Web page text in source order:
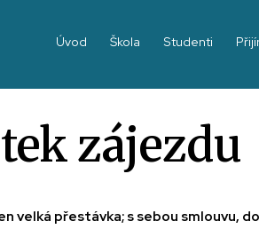
Úvod Škola Studenti
zájezdu
velká přestávka; s sebou smlouvu,